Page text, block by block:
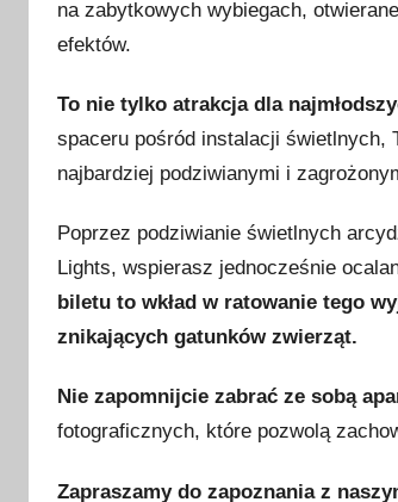
l
i
o
w
a
o
2
5
na zabytkowych wybiegach,
efektów.
To nie tylko atrakcja dla
spaceru pośród instalacji świetlnych,
najbardziej podziwianymi i
Poprzez podziwianie świetlnych
Lights, wspierasz jednocześnie
biletu to wkład w ratowanie tego
znikających gatunków zwierząt.
Nie zapomnijcie zabrać ze sobą
fotograficznych, które pozwolą
Zapraszamy do zapoznania z